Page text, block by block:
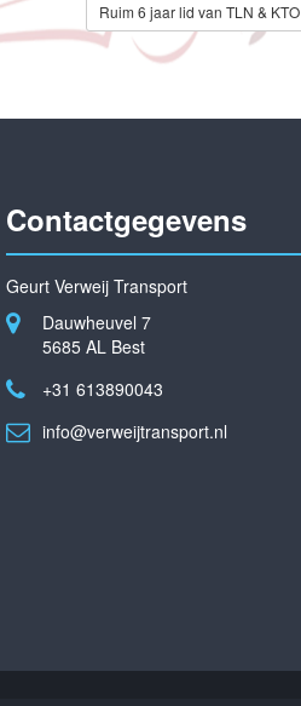
Ruim 6 jaar lid van TLN & KTO
Contactgegevens
Geurt Verweij Transport
Dauwheuvel 7
5685 AL Best
+31 613890043
info@verweijtransport.nl